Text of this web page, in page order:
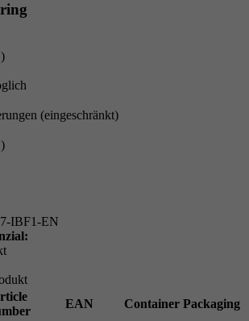
(eingeschränkt)
IBF1-EN
EAN Container Packaging